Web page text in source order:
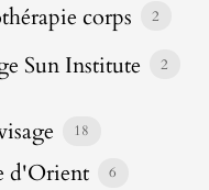
corps 2
Sun Institute 2
18
d'Orient 6